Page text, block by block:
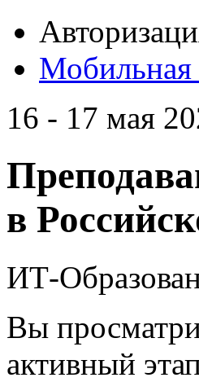
Мобильная
16 - 17 мая
в
ИТ-
Вы
активный